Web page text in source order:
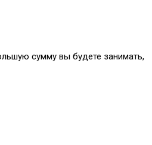
сумму вы будете занимать,